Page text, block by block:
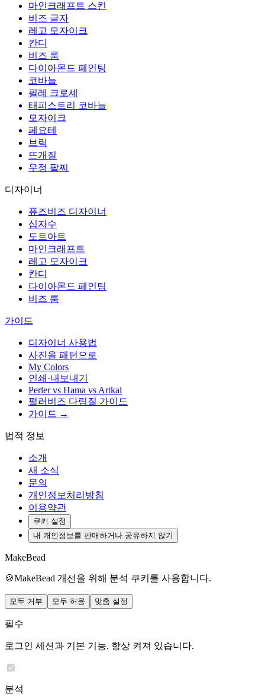
마인크래프트 스킨
비즈 글자
레고 모자이크
칸디
비즈 룸
다이아몬드 페인팅
코바늘
필레 크로셰
태피스트리 코바늘
모자이크
페요테
브릭
뜨개질
우정 팔찌
디자이너
퓨즈비즈 디자이너
십자수
도트아트
마인크래프트
레고 모자이크
칸디
다이아몬드 페인팅
비즈 룸
가이드
디자이너 사용법
사진을 패턴으로
My Colors
인쇄·내보내기
Perler vs Hama vs Artkal
펄러비즈 다림질 가이드
가이드 →
법적 정보
소개
새 소식
문의
개인정보처리방침
이용약관
쿠키 설정
내 개인정보를 판매하거나 공유하지 않기
MakeBead
🍪MakeBead 개선을 위해 분석 쿠키를 사용합니다.
모두 거부 모두 허용 맞춤 설정
필수
로그인 세션과 기본 기능. 항상 켜져 있습니다.
분석